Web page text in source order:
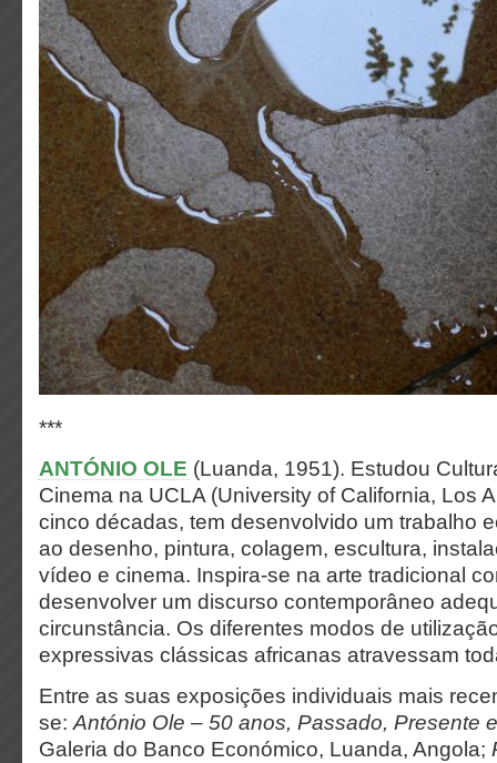
***
ANTÓNIO OLE (Luanda, 1951). Estudou
Cinema na UCLA (University of California, Los
cinco décadas, tem desenvolvido um trabalho
ao desenho, pintura, colagem, escultura,
vídeo e cinema. Inspira-se na arte tradicional
desenvolver um discurso contemporâneo
circunstância. Os diferentes modos de
expressivas clássicas africanas atravessam
Entre as suas exposições individuais mais
se: António Ole – 50 anos, Passado, Presente
Galeria do Banco Económico, Luanda, Angola;